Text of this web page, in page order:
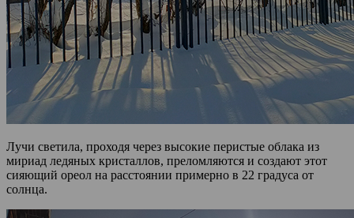
Лучи светила, проходя через высокие перистые облака из
мириад ледяных кристаллов, преломляются и создают этот
сияющий ореол на расстоянии примерно в 22 градуса от
солнца.